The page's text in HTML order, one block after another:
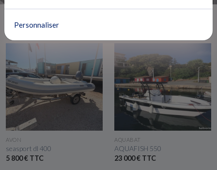
AVON
seasport dl 400
5 800 € TTC
VOIR LE BATEAU
AQUABAT
AQUAFISH 550
23 000 € TTC
Personnaliser